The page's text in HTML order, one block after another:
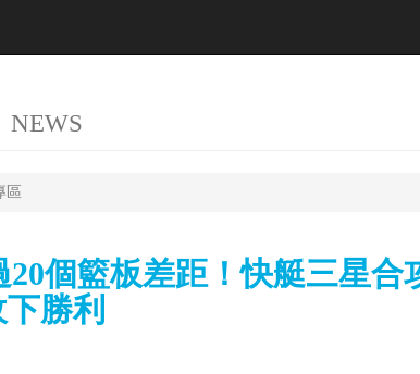
NEWS
區
個籃板差距！快艇三星合
勝利